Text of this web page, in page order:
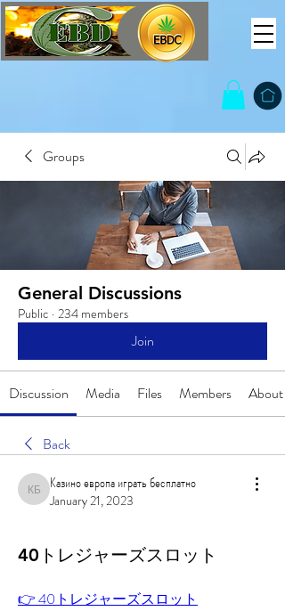
Groups
General Discussions
Public · 234 members
Join
Discussion Media Files Members About
Back
Казино европа играть бесплатно
Казино европа играть бесплатно
January 21, 2023
40トレジャーズスロット
👉 40トレジャーズスロット